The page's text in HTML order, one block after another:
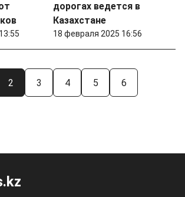
дорогах ведется в
Казахстане
18 февраля 2025 16:56
2 3 4 5 6